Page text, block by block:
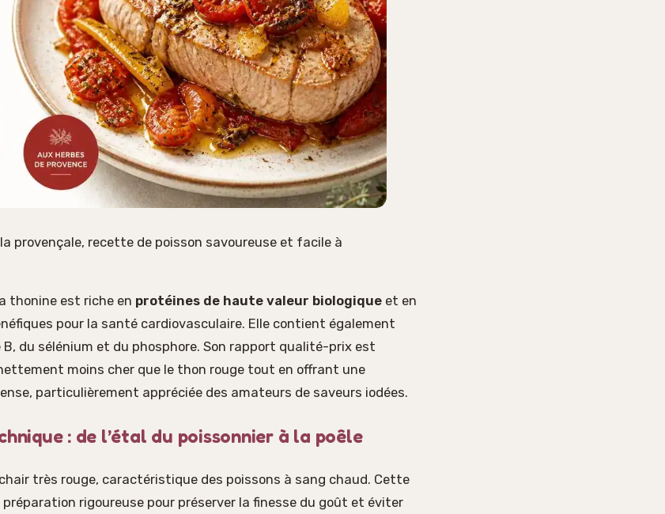
provençale, recette de poisson savoureuse et facile à
thonine est riche en protéines de haute valeur biologique et en
pour la santé cardiovasculaire. Elle contient également
du sélénium et du phosphore. Son rapport qualité-prix est
moins cher que le thon rouge tout en offrant une
particulièrement appréciée des amateurs de saveurs iodées.
: de l’étal du poissonnier à la poêle
très rouge, caractéristique des poissons à sang chaud. Cette
rigoureuse pour préserver la finesse du goût et éviter